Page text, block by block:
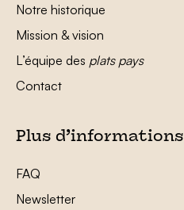
Notre historique
Mission & vision
L’équipe des plats pays
Contact
Plus d’informations
FAQ
Newsletter